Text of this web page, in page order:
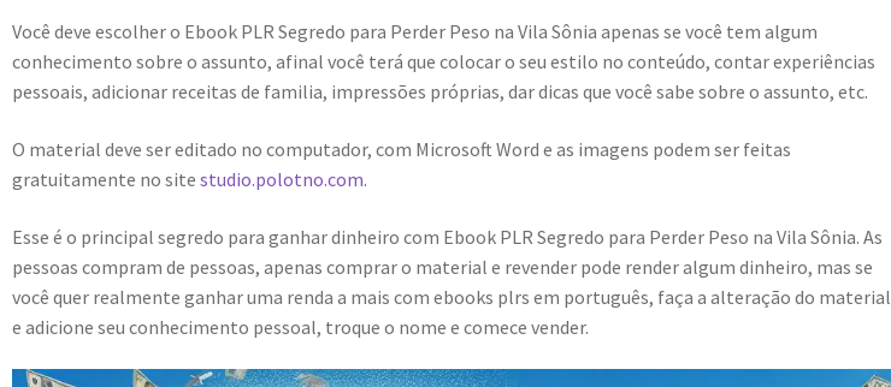
Você deve escolher o Ebook PLR Segredo para Perder Peso na Vila Sônia apenas se você tem algum
conhecimento sobre o assunto, afinal você terá que colocar o seu estilo no conteúdo, contar experiências
pessoais, adicionar receitas de familia, impressões próprias, dar dicas que você sabe sobre o assunto, etc.
O material deve ser editado no computador, com Microsoft Word e as imagens podem ser feitas
gratuitamente no site studio.polotno.com.
Esse é o principal segredo para ganhar dinheiro com Ebook PLR Segredo para Perder Peso na Vila Sônia. As
pessoas compram de pessoas, apenas comprar o material e revender pode render algum dinheiro, mas se
você quer realmente ganhar uma renda a mais com ebooks plrs em português, faça a alteração do material
e adicione seu conhecimento pessoal, troque o nome e comece vender.